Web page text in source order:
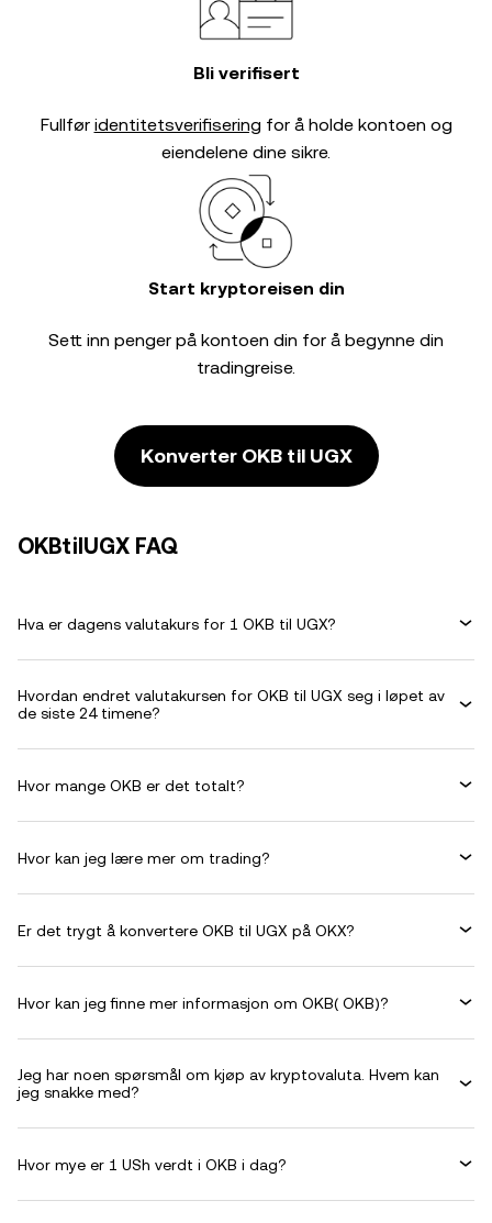
Bli verifisert
Fullfør identitetsverifisering for å holde kontoen og
eiendelene dine sikre.
Start kryptoreisen din
Sett inn penger på kontoen din for å begynne din
tradingreise.
Konverter OKB til UGX
OKBtilUGX FAQ
Hva er dagens valutakurs for 1 OKB til UGX?
Hvordan endret valutakursen for OKB til UGX seg i løpet av
de siste 24 timene?
Hvor mange OKB er det totalt?
Hvor kan jeg lære mer om trading?
Er det trygt å konvertere OKB til UGX på OKX?
Hvor kan jeg finne mer informasjon om OKB( OKB)?
Jeg har noen spørsmål om kjøp av kryptovaluta. Hvem kan
jeg snakke med?
Hvor mye er 1 USh verdt i OKB i dag?